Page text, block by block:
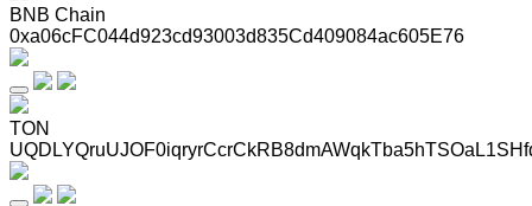
BNB Chain
0xa06cFC044d923cd93003d835Cd409084ac605E76
TON